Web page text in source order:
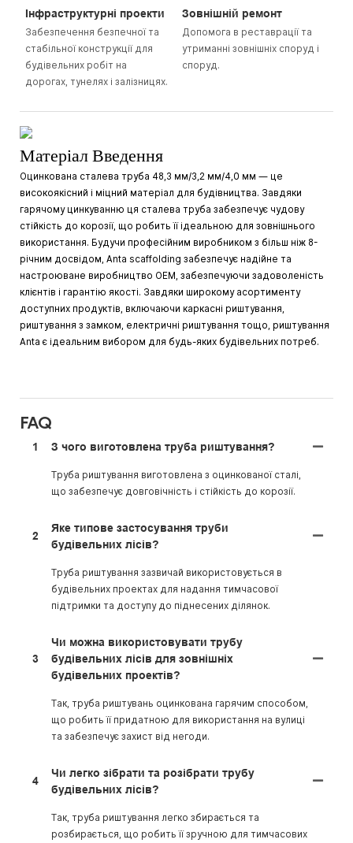
Інфраструктурні проекти
Забезпечення безпечної та
стабільної конструкції для
будівельних робіт на
дорогах, тунелях і залізницях.
Зовнішній ремонт
Допомога в реставрації та
утриманні зовнішніх споруд і
споруд.
Матеріал Введення
Оцинкована сталева труба 48,3 мм/3,2 мм/4,0 мм — це
високоякісний і міцний матеріал для будівництва. Завдяки
гарячому цинкуванню ця сталева труба забезпечує чудову
стійкість до корозії, що робить її ідеальною для зовнішнього
використання. Будучи професійним виробником з більш ніж 8-
річним досвідом, Anta scaffolding забезпечує надійне та
настроюване виробництво OEM, забезпечуючи задоволеність
клієнтів і гарантію якості. Завдяки широкому асортименту
доступних продуктів, включаючи каркасні риштування,
риштування з замком, електричні риштування тощо, риштування
Anta є ідеальним вибором для будь-яких будівельних потреб.
FAQ
1 З чого виготовлена ​​труба риштування?
Труба риштування виготовлена ​​з оцинкованої сталі,
що забезпечує довговічність і стійкість до корозії.
2
Яке типове застосування труби
будівельних лісів?
Труба риштування зазвичай використовується в
будівельних проектах для надання тимчасової
підтримки та доступу до піднесених ділянок.
3
Чи можна використовувати трубу
будівельних лісів для зовнішніх
будівельних проектів?
Так, труба риштувань оцинкована гарячим способом,
що робить її придатною для використання на вулиці
та забезпечує захист від негоди.
4
Чи легко зібрати та розібрати трубу
будівельних лісів?
Так, труба риштування легко збирається та
розбирається, що робить її зручною для тимчасових